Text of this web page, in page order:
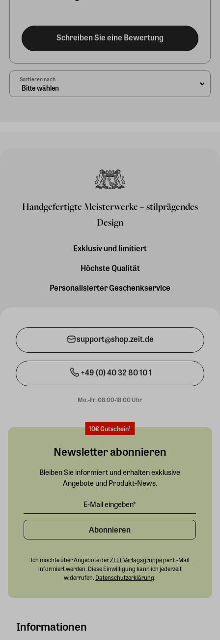
Schreiben Sie eine Bewertung
Sortieren nach
Handgefertigte Meisterwerke – stilprägendes
Design
Exklusiv und limitiert
Höchste Qualität
Personalisierter Geschenkservice
support@shop.zeit.de
+49 (0) 40 32 80 10 1
Mo.-Fr. 08:00-18:00 Uhr
Informationen
10€ Gutschein¹
Newsletter abonnieren
Bleiben Sie informiert und erhalten exklusive
Angebote und Produkt-News.
Abonnieren
Ich möchte über Angebote derZEIT Verlagsgruppeper E-Mail
informiert werden. Diese Einwilligung kann ich jederzeit
widerrufen. Datenschutzerklärung.